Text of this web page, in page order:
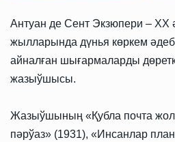
Антуан де Сент Экзюпери – ХХ
жылларында дүнья көркем
айналған шығармаларды
жазыўшысы.
Жазыўшының «Қубла почта
пәрўаз» (1931), «Инсанлар